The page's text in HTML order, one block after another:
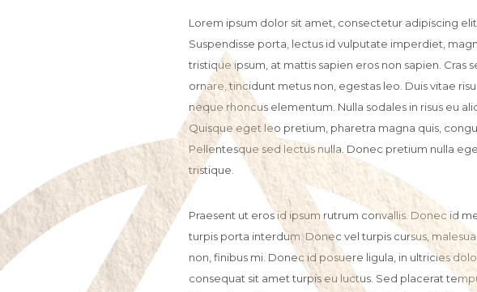
Lorem ipsum dolor sit amet, consectetur adipiscing elit.
Suspendisse porta, lectus id vulputate imperdiet,
tristique ipsum, at mattis sapien eros non sapien. Cras
ornare, tincidunt metus non, egestas leo. Duis vitae
neque rhoncus elementum. Nulla sodales in risus eu
Quisque eget leo pretium, pharetra magna quis,
Pellentesque sed lectus nulla. Donec pretium nulla
tristique.
Praesent ut eros id ipsum rutrum convallis. Donec id
turpis porta interdum. Donec vel turpis cursus,
non, finibus mi. Donec id posuere ligula, in ultricies
consequat sit amet turpis eu luctus. Sed placerat